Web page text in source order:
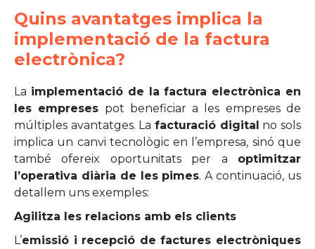
Quins avantatges implica la
implementació de la factura
electrònica?
La implementació de la factura electrònica en
les empreses pot beneficiar a les empreses de
múltiples avantatges. La facturació digital no sols
implica un canvi tecnològic en l’empresa, sinó que
també ofereix oportunitats per a optimitzar
l’operativa diària de les pimes. A continuació, us
detallem uns exemples:
Agilitza les relacions amb els clients
L’emissió i recepció de factures electròniques